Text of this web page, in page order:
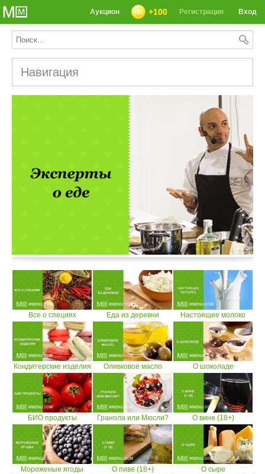
Вход
Регистрация
+100
Аукцион
Навигация
Все о специях Еда из деревни Настоящее молоко
Кондитерские изделия Оливковое масло О шоколаде
БИО продукты Гранола или Мюсли? О вине (18+)
Мороженые ягоды О пиве (18+) О сыре